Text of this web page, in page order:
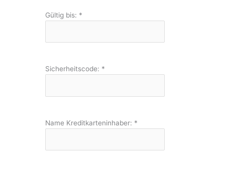
Gültig bis: *
Sicherheitscode: *
Name Kreditkarteninhaber: *